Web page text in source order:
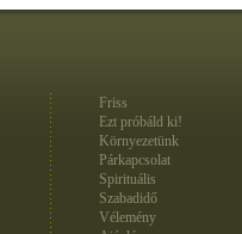
Friss
Ezt próbáld ki!
Környezetünk
Párkapcsolat
Spirituális
Szabadidő
Vélemény